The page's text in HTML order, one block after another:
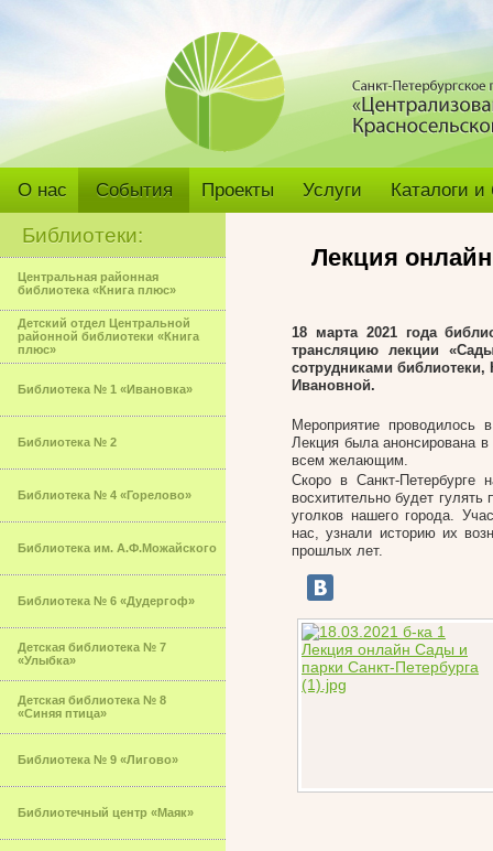
О нас События Проекты Услуги Каталоги
Библиотеки:
Центральная районная
библиотека «Книга плюс»
Детский отдел Центральной
районной библиотеки «Книга
плюс»
Библиотека № 1 «Ивановка»
Библиотека № 2
Библиотека № 4 «Горелово»
Библиотека им. А.Ф.Можайского
Библиотека № 6 «Дудергоф»
Детская библиотека № 7
«Улыбка»
Детская библиотека № 8
«Синяя птица»
Библиотека № 9 «Лигово»
Библиотечный центр «Маяк»
Лекция
18 марта 2021 года
трансляцию лекции
сотрудниками
Ивановной.
Мероприятие
Лекция была анонсирована в
всем желающим.
Скоро в Санкт-
восхитительно будет
уголков нашего города.
нас, узнали историю их
прошлых лет.